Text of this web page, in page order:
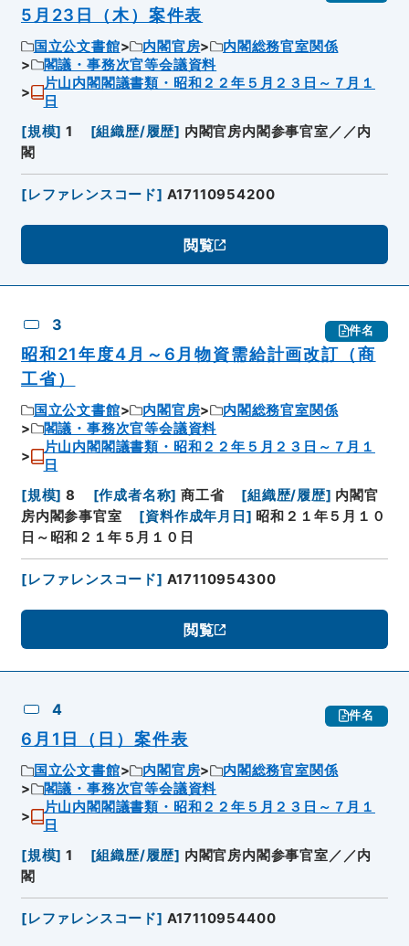
5月23日（木）案件表
国立公文書館 内閣官房
内閣総務官室関係
閣議・事務次官等会議資料
片山内閣閣議書類・昭和２２年５月２３日～７月１
日
[規模] 1 [組織歴/履歴] 内閣官房内閣参事官室／／内
閣
[レファレンスコード] A17110954200
閲覧
3 件名
昭和21年度4月～6月物資需給計画改訂（商
工省）
国立公文書館 内閣官房
内閣総務官室関係
閣議・事務次官等会議資料
片山内閣閣議書類・昭和２２年５月２３日～７月１
日
[規模] 8 [作成者名称] 商工省 [組織歴/履歴] 内閣官
房内閣参事官室
[資料作成年月日 ] 昭和２１年５月１０
日～昭和２１年５月１０日
[レファレンスコード] A17110954300
閲覧
4 件名
6月1日（日）案件表
国立公文書館 内閣官房
内閣総務官室関係
閣議・事務次官等会議資料
片山内閣閣議書類・昭和２２年５月２３日～７月１
日
[規模] 1 [組織歴/履歴] 内閣官房内閣参事官室／／内
閣
[レファレンスコード] A17110954400